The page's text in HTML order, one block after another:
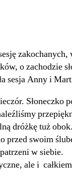
zakochanych,
o zachodzie
sesja Anny i
Słoneczko
dróżkę tuż
przed swoim
w siebie.
ale i